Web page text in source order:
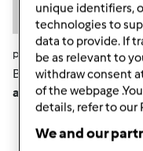
pon., 07/15/2013 - 19:50
Brak słów zachwytu!!!!!!
ale trzeba na to
unique identifiers,
technologies to
data to provide. If
be as relevant to
withdraw consent
of the webpage
details, refer to our
We and our